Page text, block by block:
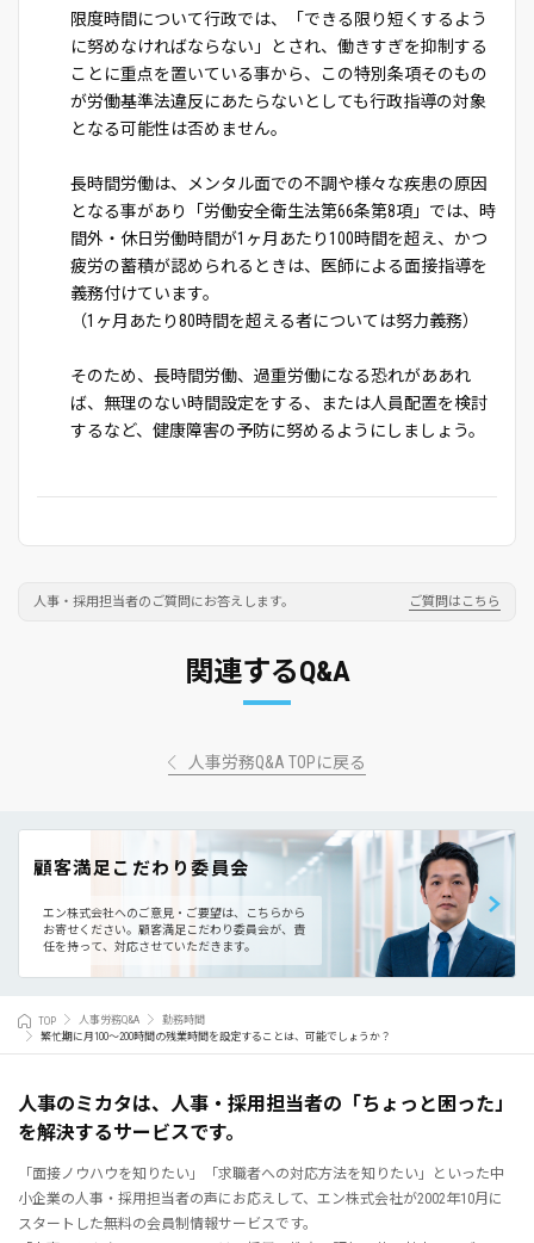
限度時間について行政では、「できる限り短くするよう
に努めなければならない」とされ、働きすぎを抑制する
ことに重点を置いている事から、この特別条項そのもの
が労働基準法違反にあたらないとしても行政指導の対象
となる可能性は否めません。
長時間労働は、メンタル面での不調や様々な疾患の原因
となる事があり「労働安全衛生法第66条第8項」では、時
間外・休日労働時間が1ヶ月あたり100時間を超え、かつ
疲労の蓄積が認められるときは、医師による面接指導を
義務付けています。
（1ヶ月あたり80時間を超える者については努力義務）
そのため、長時間労働、過重労働になる恐れがああれ
ば、無理のない時間設定をする、または人員配置を検討
するなど、健康障害の予防に努めるようにしましょう。
人事・採用担当者のご質問にお答えします。 ご質問はこちら
関連するQ&A
人事労務Q&A TOPに戻る
顧客満足こだわり委員会
エン株式会社へのご意見・ご要望は、こちらから
お寄せください。 顧客満足こだわり委員会が、責
任を持って、対応させていただきます。
TOP 人事労務Q&A
勤務時間
繁忙期に月100～200時間の残業時間を設定することは、可能でしょうか？
人事のミカタは、人事・採用担当者の「ちょっと困った」
を解決するサービスです。
「面接ノウハウを知りたい」「求職者への対応方法を知りたい」といった中
小企業の人事・採用担当者の声にお応えして、エン株式会社が2002年10月に
スタートした無料の会員制情報サービスです。